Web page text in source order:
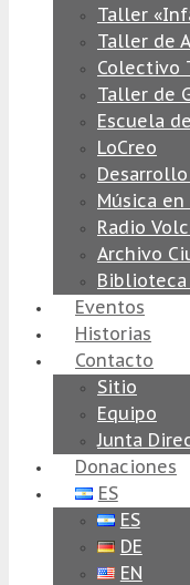
Taller
Taller de
Colectivo
Taller de
Escuela
LoCreo
Música
Radio
Archivo
Eventos
Historias
Contacto
Sitio
Equipo
Junta
Donaciones
ES
ES
DE
EN